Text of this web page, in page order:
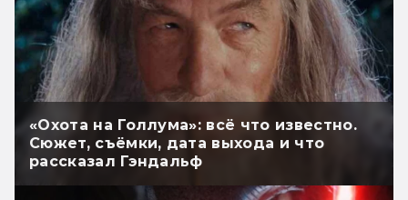
«Охота на Голлума»: всё что известно.
Сюжет, съёмки, дата выхода и что
рассказал Гэндальф